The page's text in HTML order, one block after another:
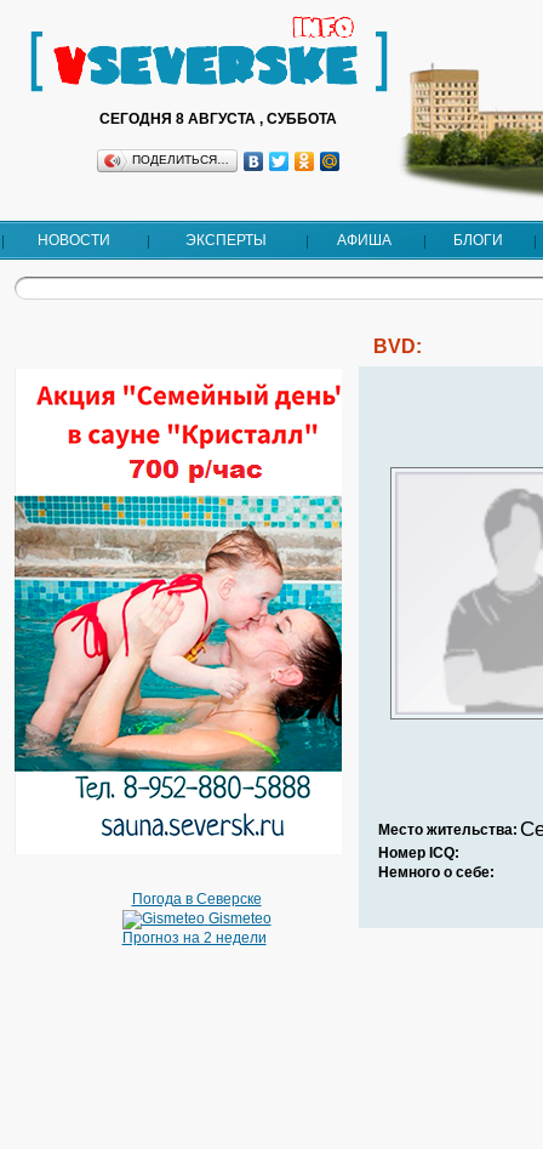
СЕГОДНЯ 8 АВГУСТА , СУББОТА
ПОДЕЛИТЬСЯ…
НОВОСТИ ЭКСПЕРТЫ АФИША БЛОГИ
Погода в Северске
Gismeteo
Прогноз на 2 недели
BVD:
Место жительства:
Номер ICQ:
Немного о себе: